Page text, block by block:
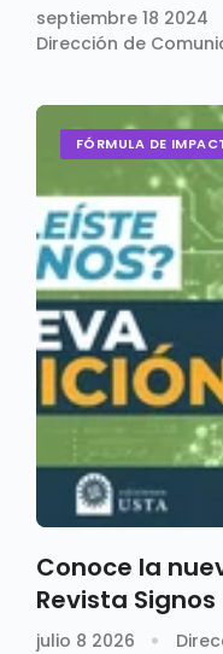
septiembre 18 2024
Dirección de
FÓRMULA DE
Conoce la
Revista Signos
julio 8 2026